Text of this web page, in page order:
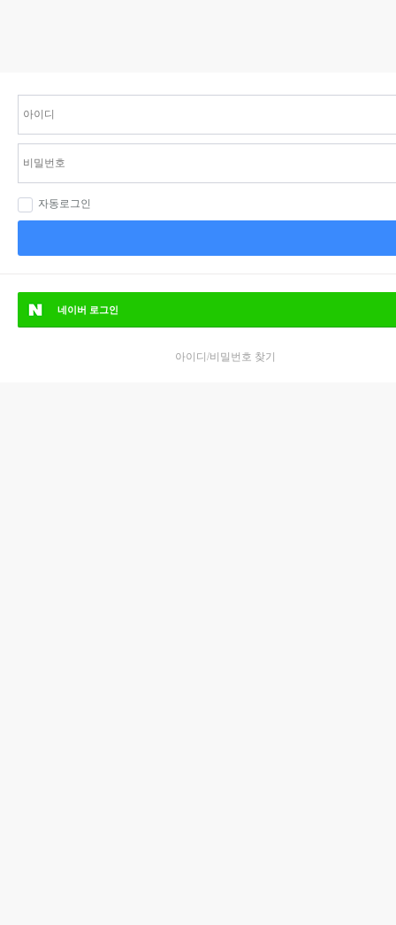
자동로그인
네이버 로그인
아이디/비밀번호 찾기